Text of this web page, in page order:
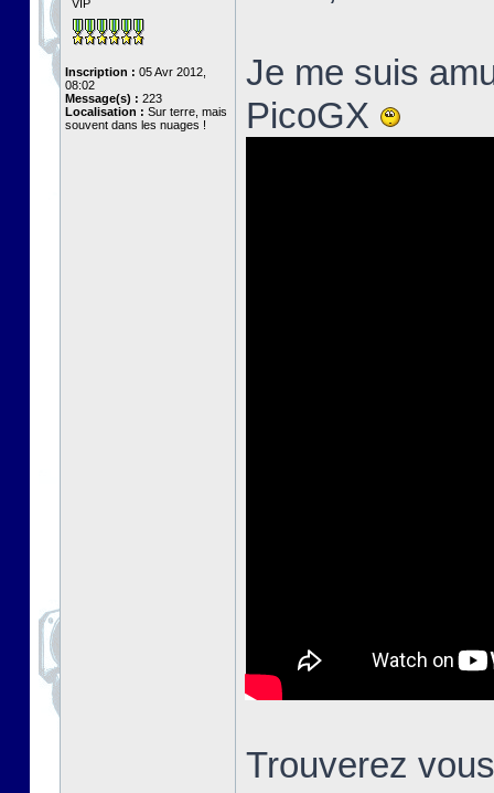
VIP
Inscription : 05 Avr 2012,
08:02
Message(s) : 223
Localisation : Sur terre, mais
souvent dans les nuages !
Je me suis
PicoGX
Trouverez